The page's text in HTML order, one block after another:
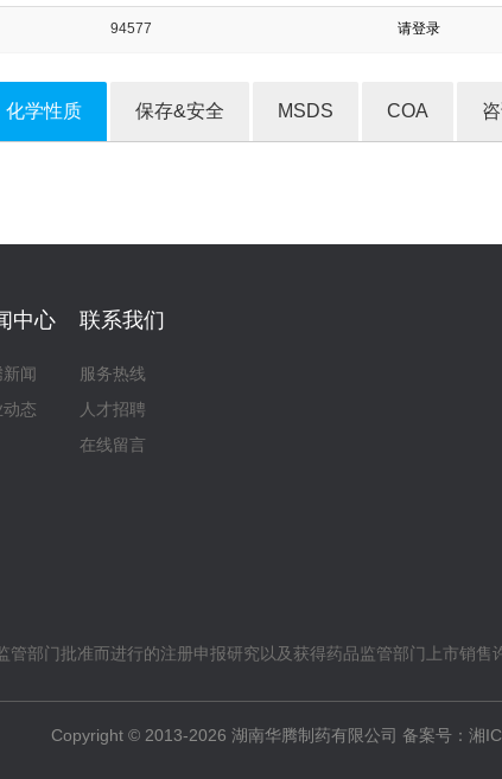
94577 请登录
化学性质 保存&安全 MSDS COA
中心
闻
态
联系我们
服务热线
人才招聘
在线留言
部门批准而进行的注册申报研究以及获得药品监管部门上市销售
Copyright © 2013-2026 湖南华腾制药有限公司 备案号： 湘